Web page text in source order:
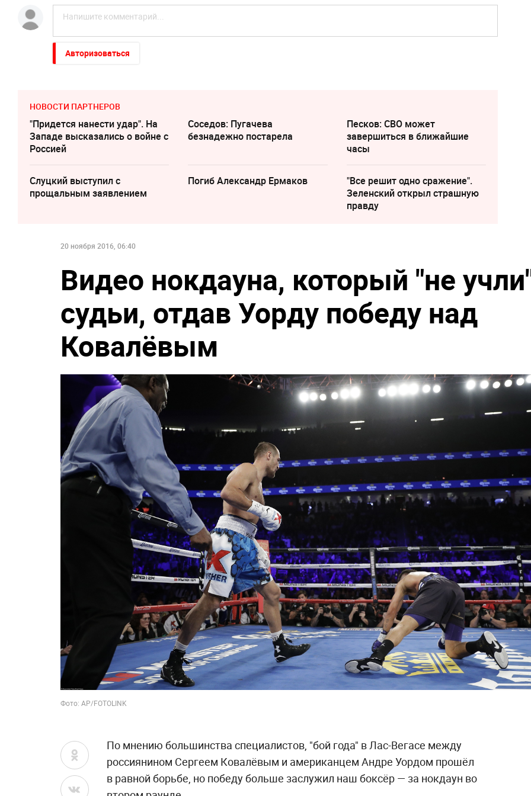
Авторизоваться
НОВОСТИ ПАРТНЕРОВ
"Придется нанести удар". На
Западе высказались о войне с
Россией
Соседов: Пугачева
безнадежно постарела
Песков: СВО может
завершиться в ближайшие
часы
Слуцкий выступил с
прощальным заявлением
Погиб Александр Ермаков
"Все решит одно сражение".
Зеленский открыл страшную
правду
20 ноября 2016, 06:40
Видео нокдауна, который "не
судьи, отдав Уорду победу над
Ковалёвым
Фото: AP/FOTOLINK
По мнению большинства специалистов, "бой года" в Лас-Вегасе между
россиянином Сергеем Ковалёвым и американцем Андре Уордом прошёл
в равной борьбе, но победу больше заслужил наш боксёр — за нокдаун во